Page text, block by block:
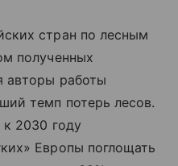
стран по лесным
полученных
авторы работы
темп потерь лесов.
2030 году
Европы поглощать